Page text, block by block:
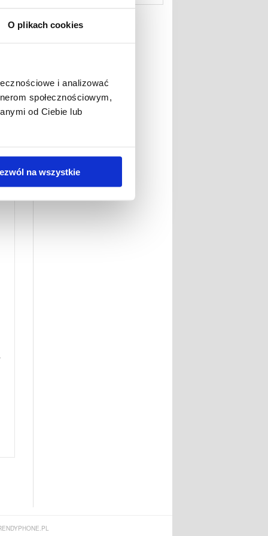
O plikach cookies
i analizować
społecznościowym,
od Ciebie lub
na wszystkie
4400mAh
Hartowanego
Sony Xperia L1 -
38,90 PLN